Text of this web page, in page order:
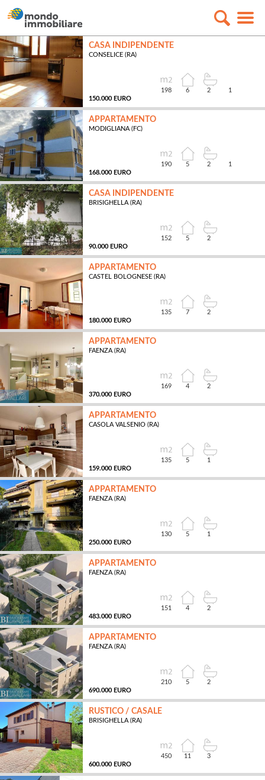
CASA INDIPENDENTE
CONSELICE (RA)
150.000 EURO
198 6 2 1
APPARTAMENTO
MODIGLIANA (FC)
168.000 EURO
190 5 2 1
CASA INDIPENDENTE
BRISIGHELLA (RA)
90.000 EURO
152
MQ
5 2
APPARTAMENTO
CASTEL BOLOGNESE (RA)
180.000 EURO
135 7 2
APPARTAMENTO
FAENZA (RA)
370.000 EURO
169 4 2
APPARTAMENTO
CASOLA VALSENIO (RA)
159.000 EURO
135 5 1
APPARTAMENTO
FAENZA (RA)
250.000 EURO
130 5 1
APPARTAMENTO
FAENZA (RA)
483.000 EURO
151 4 2
APPARTAMENTO
FAENZA (RA)
690.000 EURO
210 5 2
RUSTICO / CASALE
BRISIGHELLA (RA)
600.000 EURO
450 11 3